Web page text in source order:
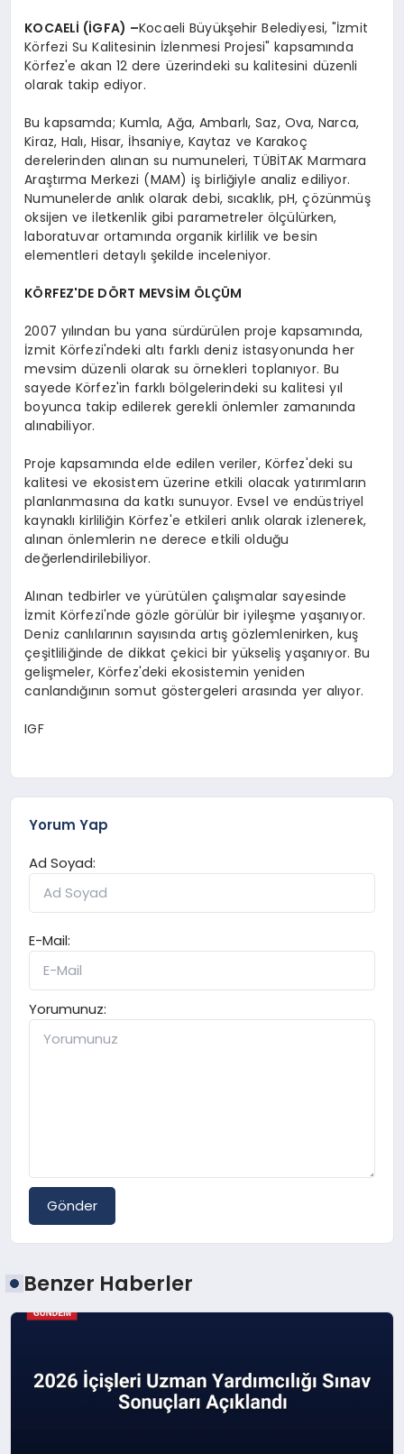
KOCAELİ (İGFA) –Kocaeli Büyükşehir Belediyesi, "İzmit
Körfezi Su Kalitesinin İzlenmesi Projesi" kapsamında
Körfez'e akan 12 dere üzerindeki su kalitesini düzenli
olarak takip ediyor.
Bu kapsamda; Kumla, Ağa, Ambarlı, Saz, Ova, Narca,
Kiraz, Halı, Hisar, İhsaniye, Kaytaz ve Karakoç
derelerinden alınan su numuneleri, TÜBİTAK Marmara
Araştırma Merkezi (MAM) iş birliğiyle analiz ediliyor.
Numunelerde anlık olarak debi, sıcaklık, pH, çözünmüş
oksijen ve iletkenlik gibi parametreler ölçülürken,
laboratuvar ortamında organik kirlilik ve besin
elementleri detaylı şekilde inceleniyor.
KÖRFEZ'DE DÖRT MEVSİM ÖLÇÜM
2007 yılından bu yana sürdürülen proje kapsamında,
İzmit Körfezi'ndeki altı farklı deniz istasyonunda her
mevsim düzenli olarak su örnekleri toplanıyor. Bu
sayede Körfez'in farklı bölgelerindeki su kalitesi yıl
boyunca takip edilerek gerekli önlemler zamanında
alınabiliyor.
Proje kapsamında elde edilen veriler, Körfez'deki su
kalitesi ve ekosistem üzerine etkili olacak yatırımların
planlanmasına da katkı sunuyor. Evsel ve endüstriyel
kaynaklı kirliliğin Körfez'e etkileri anlık olarak izlenerek,
alınan önlemlerin ne derece etkili olduğu
değerlendirilebiliyor.
Alınan tedbirler ve yürütülen çalışmalar sayesinde
İzmit Körfezi'nde gözle görülür bir iyileşme yaşanıyor.
Deniz canlılarının sayısında artış gözlemlenirken, kuş
çeşitliliğinde de dikkat çekici bir yükseliş yaşanıyor. Bu
gelişmeler, Körfez'deki ekosistemin yeniden
canlandığının somut göstergeleri arasında yer alıyor.
IGF
Yorum Yap
Ad Soyad:
E-Mail:
Yorumunuz:
Gönder
Benzer Haberler